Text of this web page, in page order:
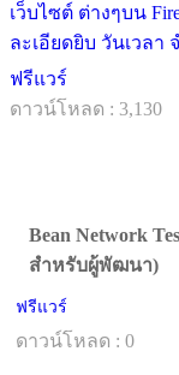
เว็บไซต์ ต่างๆบน
ละเอียดยิบ วันเวลา
ฟรีแวร์
ดาวน์โหลด : 3,130
Bean Network
สำหรับผู้พัฒนา)
ฟรีแวร์
ดาวน์โหลด : 0